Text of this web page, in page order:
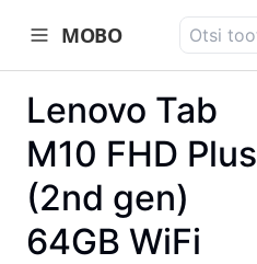
MOBO
open navigation menu
Lenovo Tab
M10 FHD Plus
(2nd gen)
64GB WiFi